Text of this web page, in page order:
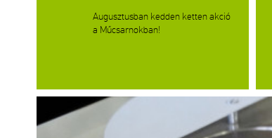
Augusztusban kedden ketten akció
a Műcsarnokban!